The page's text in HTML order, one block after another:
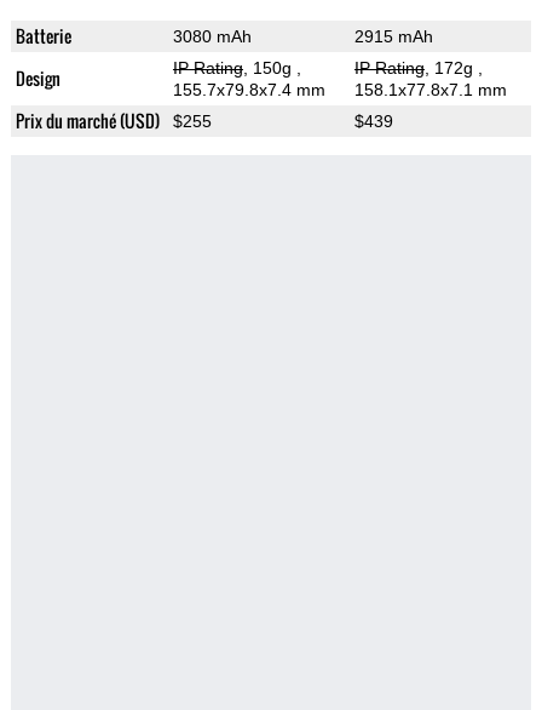
Batterie 3080 mAh 2915 mAh
Design IP Rating, 150g
155.7x79.8x7.4 mm
IP Rating, 172g
158.1x77.8x7.1 mm
Prix du marché (USD) $255 $439